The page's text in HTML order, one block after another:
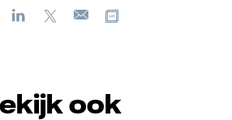
FacebookLinkedIn
E-
ook